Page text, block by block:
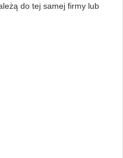
do tej samej firmy lub